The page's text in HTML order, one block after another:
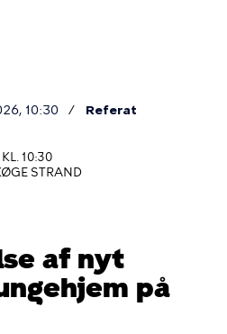
10:30 Referat
10:30
STRAND
af nyt
på